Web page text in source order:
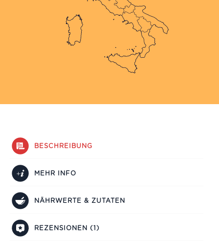
BESCHREIBUNG
MEHR INFO
NÄHRWERTE & ZUTATEN
REZENSIONEN (1)